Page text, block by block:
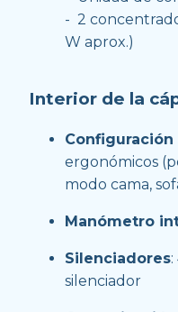
-  2
W aprox.)
Interior de la
ergonómicos
modo cama,
Manómetro
Silenciadores
silenciador